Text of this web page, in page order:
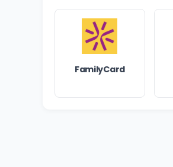
FamilyCard